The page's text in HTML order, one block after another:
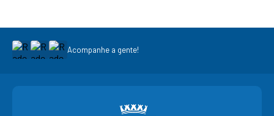
Acompanhe a gente!